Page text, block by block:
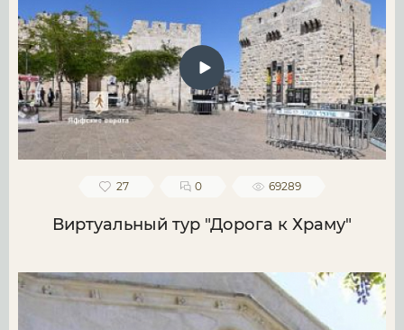
27 0 69289
Виртуальный тур "Дорога к Храму"